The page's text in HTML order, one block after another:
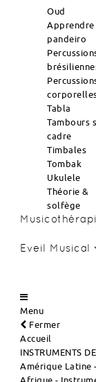
Oud
pandeiro
Tabla
Tambours
cadre
Timbales
Tombak
Ukulele
Théorie &
solfège
Eveil Musical
Menu
Fermer
Accueil
INSTRUMENTS
Amérique Latine